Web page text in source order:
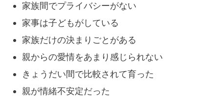
家族間でプライバシーがない
家事は子どもがしている
家族だけの決まりごとがある
親からの愛情をあまり感じられない
きょうだい間で比較されて育った
親が情緒不安定だった